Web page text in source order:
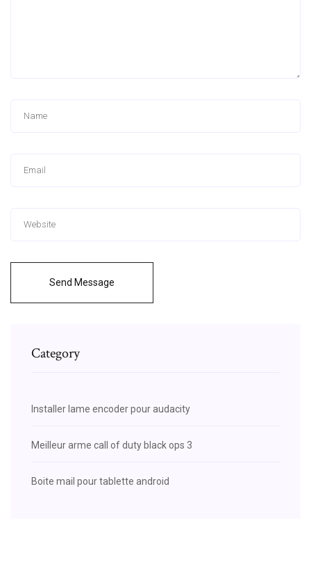
Send Message
Category
Installer lame encoder pour audacity
Meilleur arme call of duty black ops 3
Boite mail pour tablette android